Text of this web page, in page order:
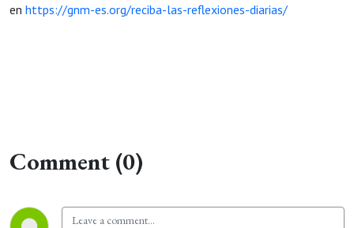
en https://gnm-es.org/reciba-las-reflexiones-diarias/
Comment (0)